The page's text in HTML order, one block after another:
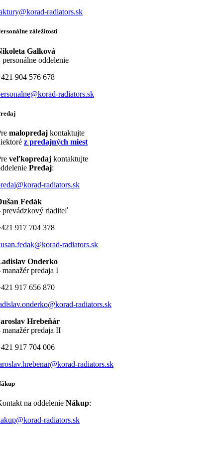
radiators.sk
záležitosti
Galková
personálne oddelenie
904 576 678
radiators.sk
malopredaj kontaktujte
z predajných miest
veľkopredaj kontaktujte
Predaj:
radiators.sk
Fedák
prevádzkový riaditeľ
917 704 378
radiators.sk
Onderko
manažér predaja I
917 656 870
radiators.sk
Hrebeňár
manažér predaja II
917 704 006
radiators.sk
na oddelenie Nákup:
radiators.sk